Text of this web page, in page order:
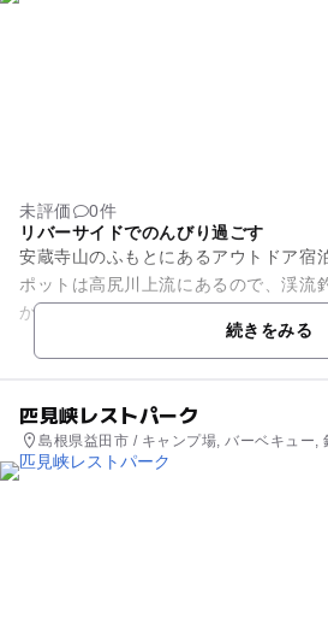
未評価
0件
リバーサイドでのんびり過ごす
安蔵寺山のふもとにあるアウトドア宿
ポットは高尻川上流にあるので、渓流
かんに行われています。 オートキャ
サイトもありますが、どち...続きをみる
匹見峡レストパーク
島根県益田市 / キャンプ場, バーベキュー,